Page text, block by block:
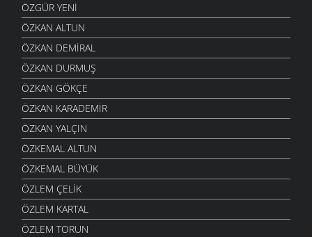
ÖZGÜR YENI
ÖZKAN ALTUN
ÖZKAN DEMIRAL
ÖZKAN DURMUŞ
ÖZKAN GÖKÇE
ÖZKAN KARADEMIR
ÖZKAN YALÇIN
ÖZKEMAL ALTUN
ÖZKEMAL BÜYÜK
ÖZLEM ÇELIK
ÖZLEM KARTAL
ÖZLEM TORUN